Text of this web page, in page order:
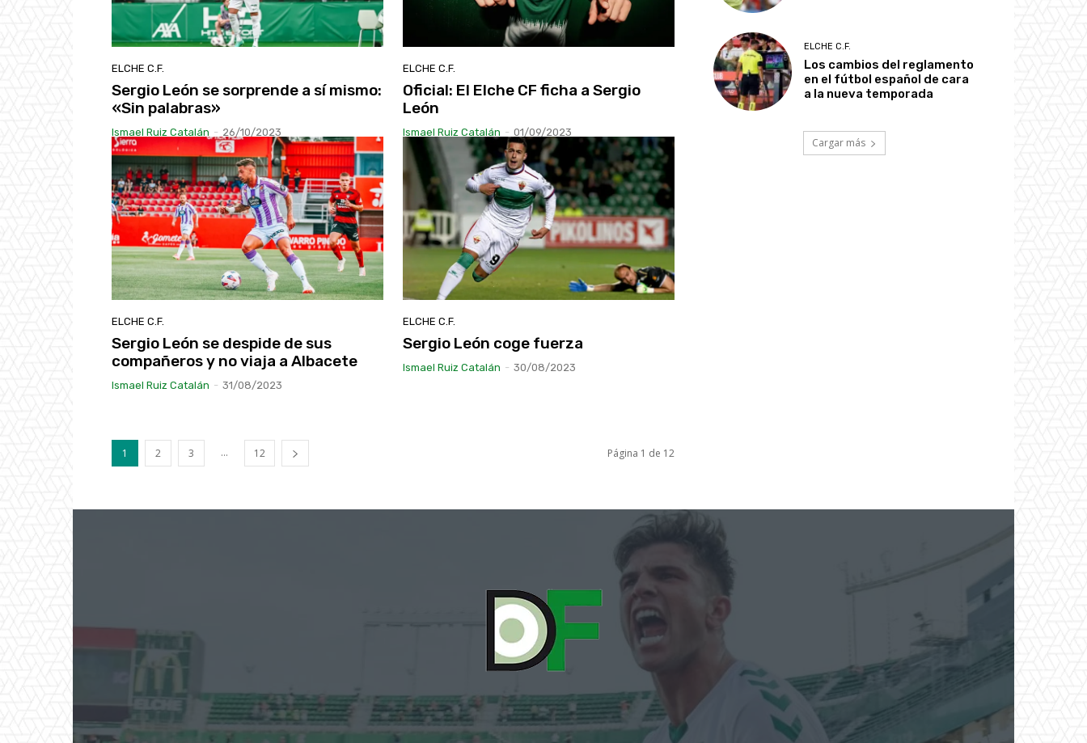
ELCHE C.F.
Sergio León se sorprende a sí mismo:
«Sin palabras»
Ismael Ruiz Catalán - 26/10/2023
ELCHE C.F.
Oficial: El Elche CF ficha a Sergio
León
Ismael Ruiz Catalán - 01/09/2023
ELCHE C.F.
Sergio León se despide de sus
compañeros y no viaja a Albacete
Ismael Ruiz Catalán - 31/08/2023
ELCHE C.F.
Sergio León coge fuerza
Ismael Ruiz Catalán - 30/08/2023
1 2 3 ... 12 Página 1 de 12
ELCHE C.F.
Los cambios del reglamento
en el fútbol español de cara
a la nueva temporada
Cargar más